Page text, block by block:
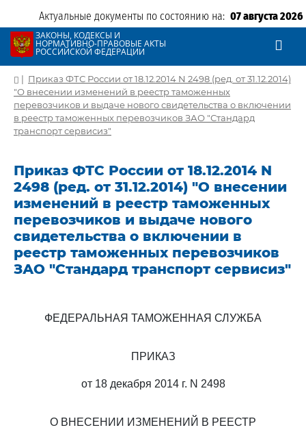
Актуальные документы по состоянию на: 07 августа 2026
ЗАКОНЫ, КОДЕКСЫ И
НОРМАТИВНО-ПРАВОВЫЕ АКТЫ
РОССИЙСКОЙ ФЕДЕРАЦИИ
| Приказ ФТС России от 18.12.2014 N 2498 (ред. от 31.12.2014)
"О внесении изменений в реестр таможенных
перевозчиков и выдаче нового свидетельства о включении
в реестр таможенных перевозчиков ЗАО "Стандард
транспорт сервисиз"
Приказ ФТС России от 18.12.2014 N
2498 (ред. от 31.12.2014) "О внесении
изменений в реестр таможенных
перевозчиков и выдаче нового
свидетельства о включении в
реестр таможенных перевозчиков
ЗАО "Стандард транспорт сервисиз"
ФЕДЕРАЛЬНАЯ ТАМОЖЕННАЯ СЛУЖБА
ПРИКАЗ
от 18 декабря 2014 г. N 2498
О ВНЕСЕНИИ ИЗМЕНЕНИЙ В РЕЕСТР